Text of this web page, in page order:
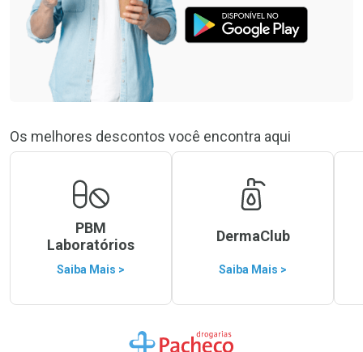
Os melhores descontos você encontra aqui
PBM
Laboratórios
Saiba Mais >
DermaClub
Saiba Mais >
Ir para a Home